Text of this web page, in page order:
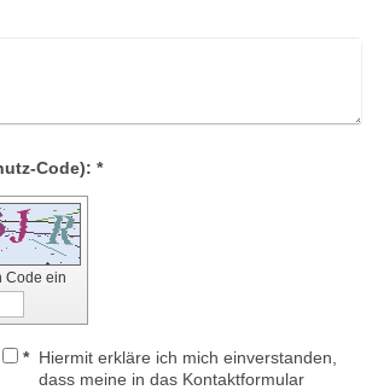
Captcha (Spam-Schutz-Code): *
Code ein
* Hiermit erkläre ich mich einverstanden,
dass meine in das Kontaktformular